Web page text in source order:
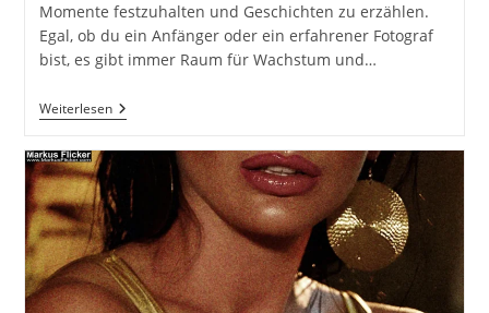
Momente festzuhalten und Geschichten zu erzählen.
Egal, ob du ein Anfänger oder ein erfahrener Fotograf
bist, es gibt immer Raum für Wachstum und…
WeiterlesenWas
Sind
Besten
Themen
Für
Deinen
Fotokurs
Bzw.
Fotoworkshop?
Dein
Fotokurs